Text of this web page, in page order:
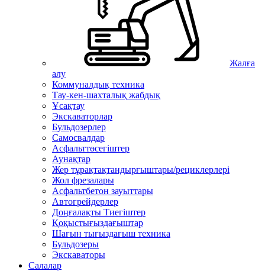
Жалға
алу
Коммуналдық техника
Тау-кен-шахталық жабдық
Ұсақтау
Экскаваторлар
Бульдозерлер
Самосвалдар
Асфальттөсегіштер
Аунақтар
Жер тұрақтақтандырғыштары/рециклерлері
Жол фрезалары
Асфальтбетон зауыттары
Автогрейдерлер
Доңғалақты Тиегіштер
Қоқыстығыздағыштар
Шағын тығыздағыш техника
Бульдозеры
Экскаваторы
Салалар